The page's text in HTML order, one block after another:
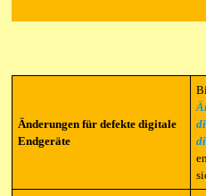
Änderungen für defekte digitale
Endgeräte